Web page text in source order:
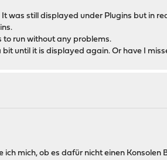
was still displayed under Plugins but in
to run without any problems.
until it is displayed again. Or have I
mich, ob es dafür nicht einen Konsolen